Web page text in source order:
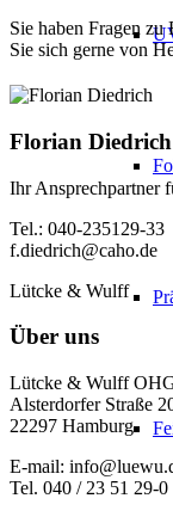
Sie haben Fragen zu
Sie sich gerne von
Florian Diedrich
Ihr Ansprechpartner
Tel.: 040-235129-33
f.diedrich@caho.de
Lütcke & Wulff
Über uns
Lütcke & Wulff
Alsterdorfer Straße
22297 Hamburg
E-mail:
Tel. 040 / 23 51 29-0